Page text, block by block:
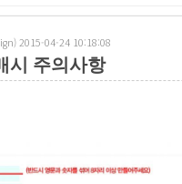
2015-04-24 10:18:08
시 주의사항